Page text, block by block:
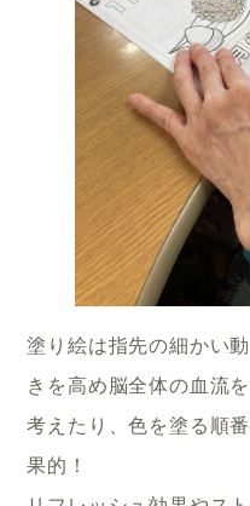
塗り絵は指先の細かい
きを高め脳全体の血流
考えたり、色を塗る順
果的！